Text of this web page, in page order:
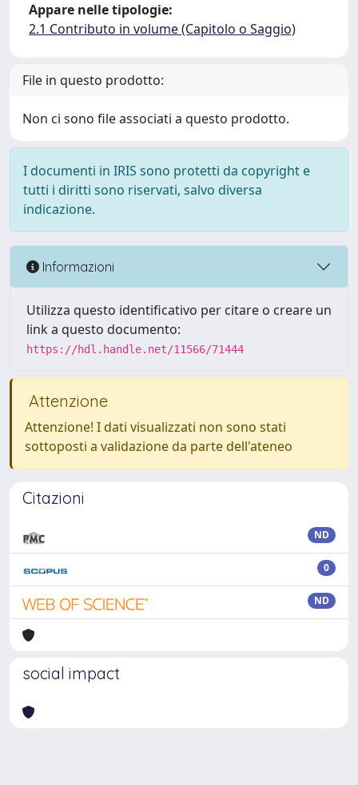
Appare nelle tipologie:
2.1 Contributo in volume (Capitolo o Saggio)
File in questo prodotto:
Non ci sono file associati a questo prodotto.
I documenti in IRIS sono protetti da copyright e
tutti i diritti sono riservati, salvo diversa
indicazione.
Informazioni
Utilizza questo identificativo per citare o creare un
link a questo documento:
https://hdl.handle.net/11566/71444
Attenzione
Attenzione! I dati visualizzati non sono stati
sottoposti a validazione da parte dell'ateneo
Citazioni
ND
0
ND
social impact